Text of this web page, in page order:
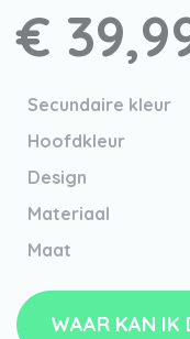
€
Secundaire kleur
Hoofdkleur
Design
Materiaal
Maat
WAAR KAN IK